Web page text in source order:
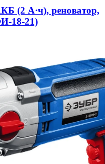
(2 А·ч), реноватор,
18-21)